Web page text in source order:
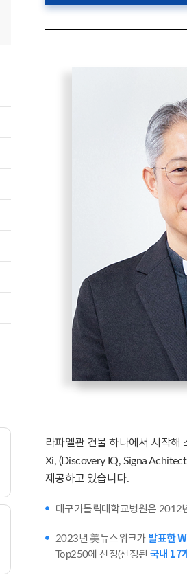
라파엘관 건물 하나에서 시작해
Xi, (Discovery IQ, Signa
제공하고 있습니다.
대구가톨릭대학교병원은 2012
2023년 美뉴스위크가 발표한
Top250에 선정(선정된 국내 17